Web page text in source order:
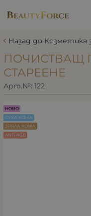
Назад до Козметика
ПОЧИСТВАЩ
СТАРЕЕНЕ
Арт.№: 122
НОВО
СУХА КОЖА
ЗРЯЛА КОЖА
ANTI AGE